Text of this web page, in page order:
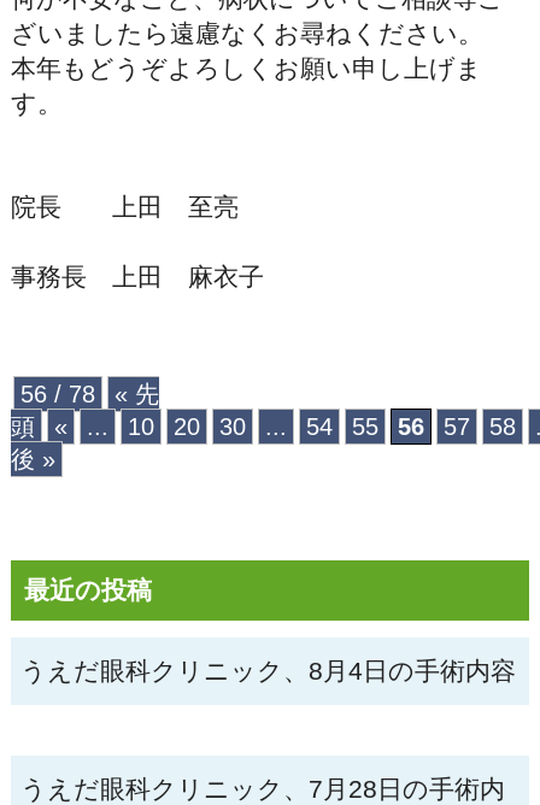
最近の投稿
うえだ眼科クリニック、8月4日の手術内容
うえだ眼科クリニック、7月28日の手術内
ざいましたら遠慮なくお尋ねください。
本年もどうぞよろしくお願い申し上げま
す。
院長 上田 至亮
事務長 上田 麻衣子
56 / 78
« 先
頭
« ... 10 20 30 ... 54 55 56 57 58
後 »